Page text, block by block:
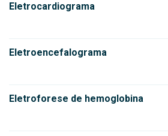
Eletrocardiograma
Eletroencefalograma
Eletroforese de hemoglobina